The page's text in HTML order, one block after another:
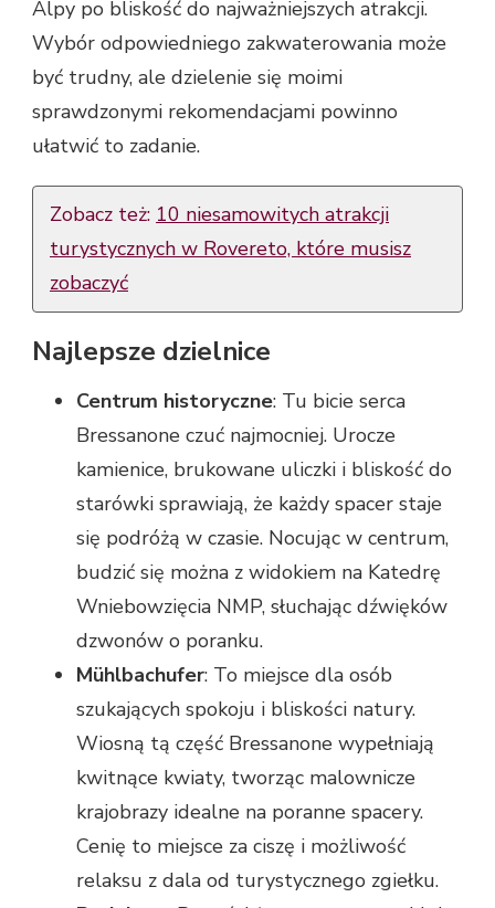
Alpy po bliskość do najważniejszych atrakcji.
Wybór odpowiedniego zakwaterowania może
być trudny, ale dzielenie się moimi
sprawdzonymi rekomendacjami powinno
ułatwić to zadanie.
Zobacz też: 10 niesamowitych atrakcji
turystycznych w Rovereto, które musisz
zobaczyć
Najlepsze dzielnice
Centrum historyczne: Tu bicie serca
Bressanone czuć najmocniej. Urocze
kamienice, brukowane uliczki i bliskość do
starówki sprawiają, że każdy spacer staje
się podróżą w czasie. Nocując w centrum,
budzić się można z widokiem na Katedrę
Wniebowzięcia NMP, słuchając dźwięków
dzwonów o poranku.
Mühlbachufer: To miejsce dla osób
szukających spokoju i bliskości natury.
Wiosną tą część Bressanone wypełniają
kwitnące kwiaty, tworząc malownicze
krajobrazy idealne na poranne spacery.
Cenię to miejsce za ciszę i możliwość
relaksu z dala od turystycznego zgiełku.